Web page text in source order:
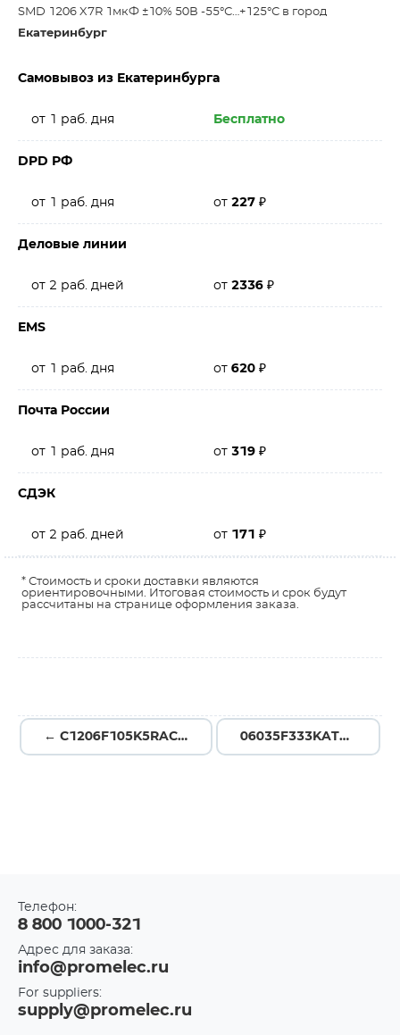
SMD 1206 X7R 1мкФ ±10% 50В -55°С…+125°С в город
Екатеринбург
Самовывоз из Екатеринбурга
от 1 раб. дня Бесплатно
DPD РФ
от 1 раб. дня от 227 ₽
Деловые линии
от 2 раб. дней от 2336 ₽
EMS
от 1 раб. дня от 620 ₽
Почта России
от 1 раб. дня от 319 ₽
СДЭК
от 2 раб. дней от 171 ₽
* Стоимость и сроки доставки являются
ориентировочными. Итоговая стоимость и срок будут
рассчитаны на странице оформления заказа.
← C1206F105K5RAC7800 06035F333KAT2A →
Телефон:
8 800 1000-321
Адрес для заказа:
info@promelec.ru
For suppliers:
supply@promelec.ru